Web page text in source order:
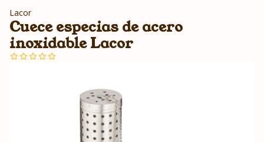
Lacor
Cuece especias de acero
inoxidable Lacor